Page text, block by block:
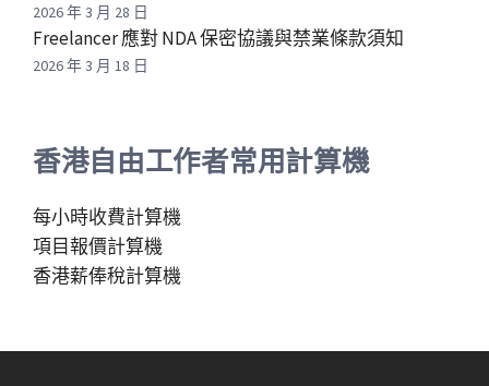
2026 年 3 月 28 日
Freelancer 應對 NDA 保密協議與禁業條款須知
2026 年 3 月 18 日
香港自由工作者常用計算機
每小時收費計算機
項目報價計算機
香港薪俸稅計算機